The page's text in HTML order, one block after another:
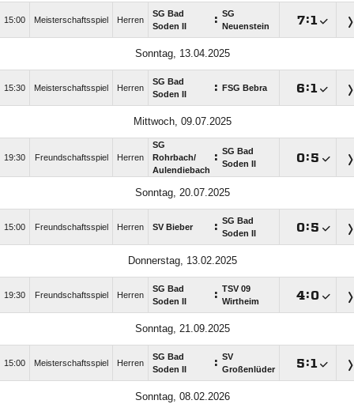
15:00 Meisterschaftsspiel Herren
SG Bad
Soden II
: SG
Neuenstein
:
Sonntag, 13.04.2025
15:30 Meisterschaftsspiel Herren
SG Bad
Soden II
: FSG Bebra :
Mittwoch, 09.07.2025
19:30 Freundschaftsspiel Herren
SG
Rohrbach/​
Aulendiebach
: SG Bad
Soden II
:
Sonntag, 20.07.2025
15:00 Freundschaftsspiel Herren SV Bieber : SG Bad
Soden II
:
Donnerstag, 13.02.2025
19:30 Freundschaftsspiel Herren
SG Bad
Soden II
: TSV 09
Wirtheim
:
Sonntag, 21.09.2025
15:00 Meisterschaftsspiel Herren
SG Bad
Soden II
: SV
Großenlüder
:
Sonntag, 08.02.2026